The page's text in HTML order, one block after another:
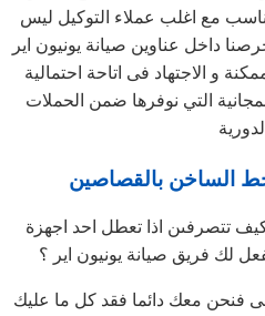
مع اغلب عملاء التوكيل ليس
داخل عناوين صيانة يونيون اير
و الاجتهاد فى اتاحة احتمالية
التي نوفرها ضمن الحملات
الساخن بالقصاصين
لك فريق صيانة يونيون اير ؟
فنحن معك دائما فقد كل ما عليك